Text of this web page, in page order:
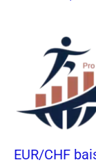
EUR/CHF